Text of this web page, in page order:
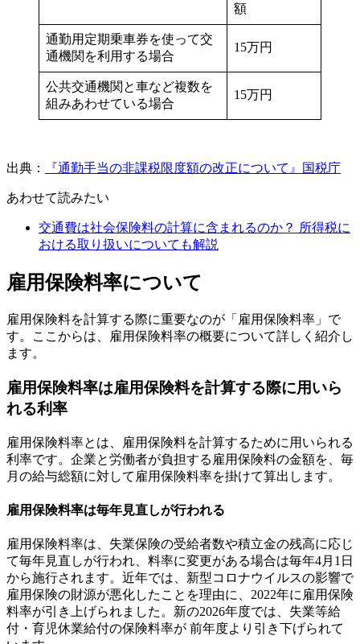
額
通勤用定期乗車券を使って交
通機関を利用する場合
15万円
公共交通機関と車など複数を
組みあわせている場合
15万円
出典： 『通勤手当の非課税限度額の改正について』国税庁
あわせて読みたい
交通費は社会保険料の計算に含まれるのか？ 所得税に
おける取り扱いについても解説
雇用保険料率について
雇用保険料を計算する際に重要なのが「雇用保険料率」で
す。ここからは、雇用保険料率の概要について詳しく紹介し
ます。
雇用保険料率は雇用保険料を計算する際に用いら
れる利率
雇用保険料率とは、雇用保険料を計算するために用いられる
利率です。企業と労働者が負担する雇用保険料の金額を、毎
月の給与総額に対して雇用保険料率を掛けて算出します。
雇用保険料率は毎年見直しが行われる
雇用保険料率は、失業保険の受給者数や積立金の残高に応じ
て毎年見直しが行われ、料率に変更がある場合は毎年4月1日
から施行されます。近年では、新型コロナウイルスの影響で
雇用保険の財源が悪化したことを理由に、2022年に雇用保険
料率が引き上げられました。新の2026年度では、失業等給
付・育児休業給付の保険料率が 前年度より引き下げられて